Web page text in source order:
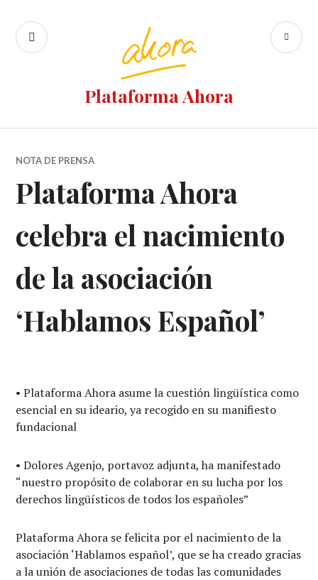
contenido
Plataforma Ahora
BUSCAR
NOTA DE PRENSA
Plataforma Ahora
celebra el nacimiento
de la asociación
‘Hablamos Español’
• Plataforma Ahora asume la cuestión lingüística como
esencial en su ideario, ya recogido en su manifiesto
fundacional
• Dolores Agenjo, portavoz adjunta, ha manifestado
“nuestro propósito de colaborar en su lucha por los
derechos lingüísticos de todos los españoles”
Plataforma Ahora se felicita por el nacimiento de la
asociación ‘Hablamos español’, que se ha creado gracias
a la unión de asociaciones de todas las comunidades